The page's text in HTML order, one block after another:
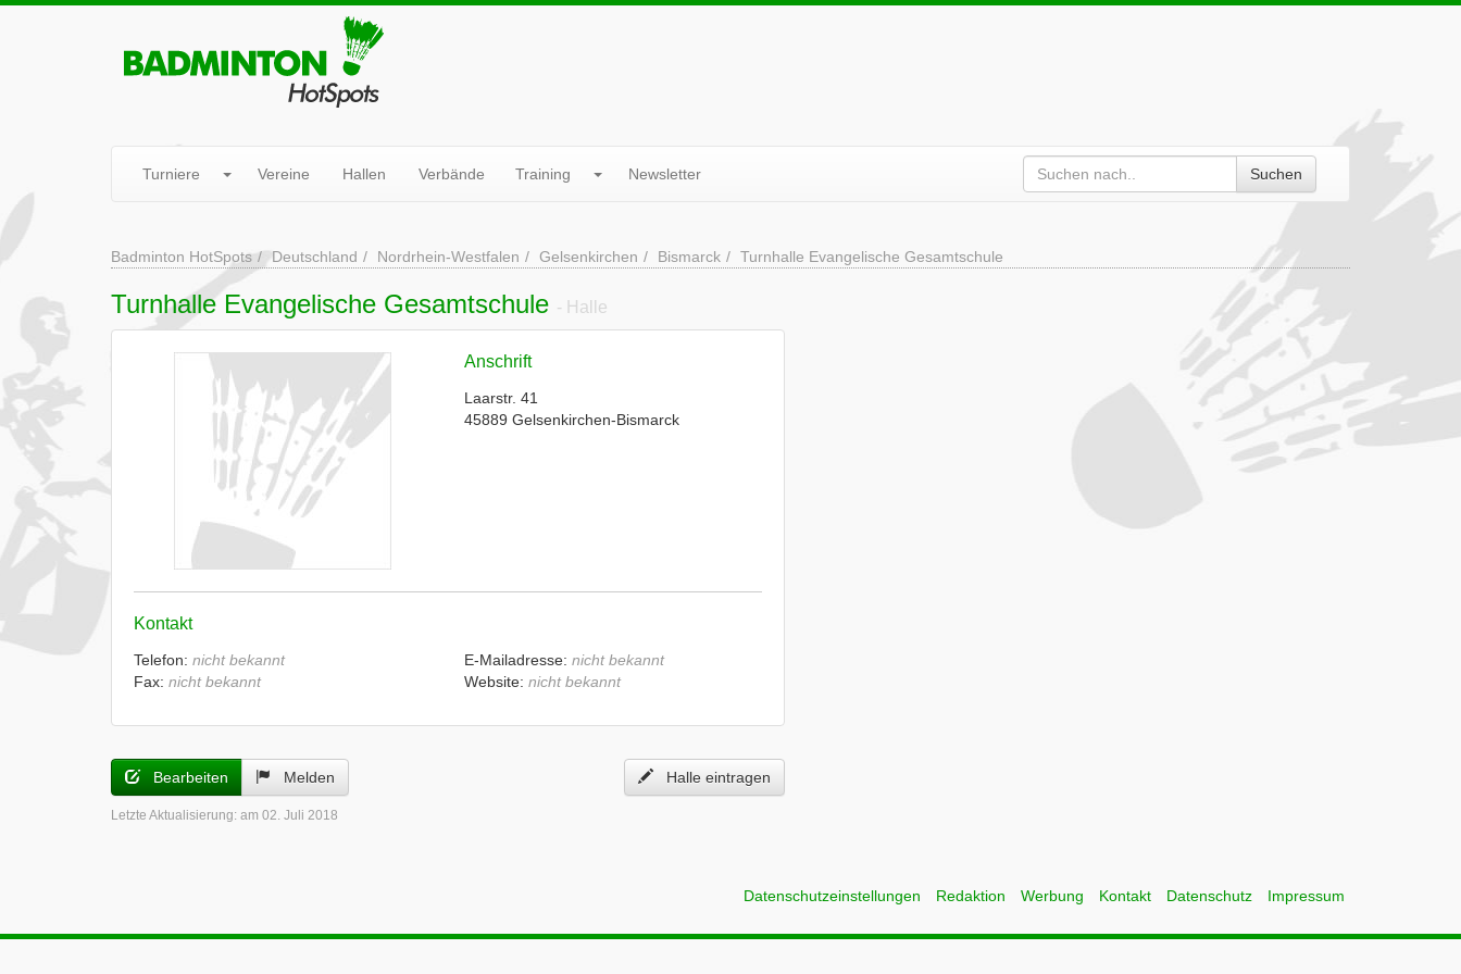
Turniere Vereine Hallen Verbände Training Newsletter Suchen
Badminton HotSpots Deutschland Nordrhein-Westfalen Gelsenkirchen Bismarck Turnhalle Evangelische Gesamtschule
Turnhalle Evangelische Gesamtschule - Halle
Anschrift
Laarstr. 41
45889 Gelsenkirchen-Bismarck
Kontakt
Telefon: nicht bekannt
Fax: nicht bekannt
E-Mailadresse: nicht bekannt
Website: nicht bekannt
Bearbeiten Melden Halle eintragen
Letzte Aktualisierung: am 02. Juli 2018
Datenschutzeinstellungen Redaktion Werbung Kontakt Datenschutz Impressum